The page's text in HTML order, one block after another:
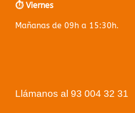
⏱️ Viernes
Mañanas de 09h a 15:30h.
Llámanos al 93 004 32 31